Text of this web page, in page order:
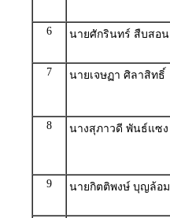
6
นายศักรินทร์ สืบสอน
7
นายเจษฏา ศิลาสิทธิ์
8
นางสุภาวดี พันธ์แซง
9
นายกิตติพงษ์ บุญล้อม